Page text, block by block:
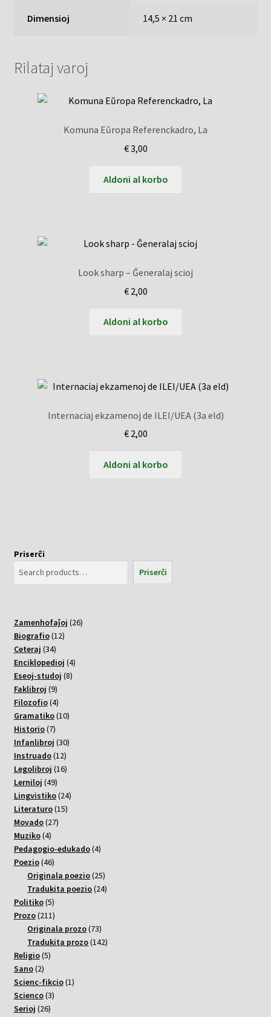
Dimensioj 14,5 × 21 cm
Rilataj varoj
Komuna Eŭropa Referenckadro, La
€3,00
Aldoni al korbo
Look sharp – Ĝeneralaj scioj
€2,00
Aldoni al korbo
Internaciaj ekzamenoj de ILEI/UEA (3a eld)
€2,00
Aldoni al korbo
Priserĉi
Priserĉi
Zamenhofaĵoj 2626
Biografio 1212
Ceteraj 3434
varoj
Enciklopedioj 44
Eseoj-studoj 88
Faklibroj 99
varoj
Filozofio 44
varoj
Gramatiko 1010
Historio 77
varoj
Infanlibroj 3030
Instruado 1212
varoj
Legolibroj 1616
Lerniloj 4949
varoj
Lingvistiko 2424
Literaturo 1515
Movado 2727
Muziko 44
varoj
Pedagogio-edukado 44
Poezio 4646
varoj
Originala poezio 2525
varoj
Tradukita poezio 2424
Politiko 55
varoj
Prozo 211211
varoj
Originala prozo 7373
varoj
Tradukita prozo 142142
Religio 55
Sano 22
varoj
Scienc-fikcio 11
Scienco 33
Serioj 2626